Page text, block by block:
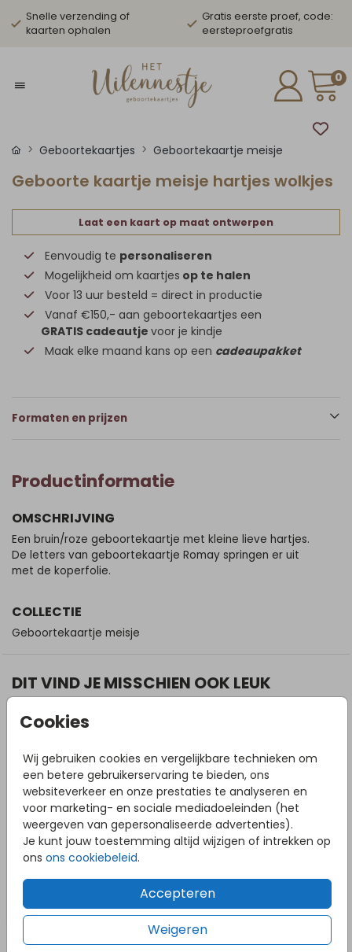
Snelle verzending of
kaarten ophalen
Gratis eerste proef, code:
eersteproefgratis
0
Cookies
Wij gebruiken cookies en vergelijkbare technieken om
een betere gebruikerservaring te bieden, ons
websiteverkeer en onze prestaties te analyseren en
voor marketing- en sociale mediadoeleinden (het
weergeven van gepersonaliseerde advertenties).
Je kunt jouw toestemming altijd wijzigen of intrekken op
ons ons cookiebeleid.
Accepteren
Weigeren
Geboortekaartjes Geboortekaartje meisje
Geboorte kaartje meisje hartjes wolkjes
Laat een kaart op maat ontwerpen
Eenvoudig te personaliseren
Mogelijkheid om kaartjes op te halen
Voor 13 uur besteld = direct in productie
Vanaf €150,- aan geboortekaartjes een
GRATIS cadeautje voor je kindje
Maak elke maand kans op een cadeaupakket
Formaten en prijzen
Productinformatie
OMSCHRIJVING
Een bruin/roze geboortekaartje met kleine lieve hartjes.
De letters van geboortekaartje Romay springen er uit
met de koperfolie.
COLLECTIE
Geboortekaartje meisje
DIT VIND JE MISSCHIEN OOK LEUK